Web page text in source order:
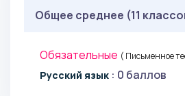
Общее среднее (11
Обязательные ( Письменное
Русский язык : 0 баллов